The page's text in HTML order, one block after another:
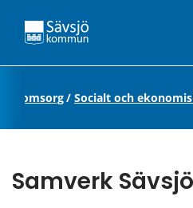
omsorg/ Socialt och
Samverk Sävsjö